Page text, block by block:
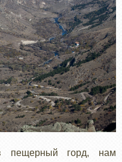
пещерный горд, нам